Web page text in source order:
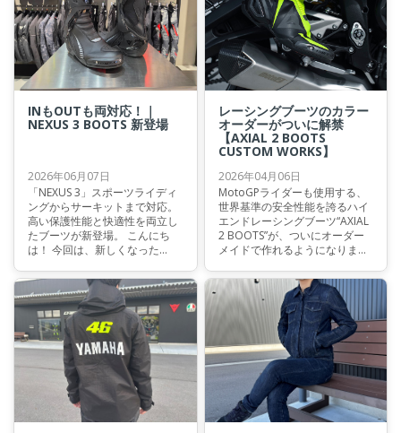
ライディングギアを、この機会
にぜひご確認ください。
INもOUTも両対応！｜
NEXUS 3 BOOTS 新登場
2026年06月07日
「NEXUS 3」スポーツライディ
ングからサーキットまで対応。
高い保護性能と快適性を両立し
たブーツが新登場。 こんにち
は！ 今回は、新しくなった
と思います。
レーシングブーツのカラー
オーダーがついに解禁
【AXIAL 2 BOOTS
CUSTOM WORKS】
2026年04月06日
MotoGPライダーも使用する、
世界基準の安全性能を誇るハイ
エンドレーシングブーツ“AXIAL
2 BOOTS”が、ついにオーダー
メイドで作れるようになりまし
だけオリジナルカラーのブーツ
を作ってみませんか？